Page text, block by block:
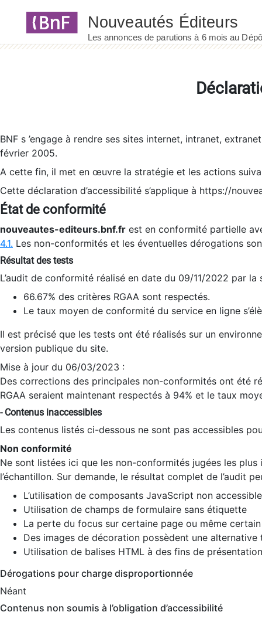
BNF s ’engage à rendre ses sites internet, intranet,
février 2005.
A cette fin, il met en œuvre la stratégie et les actions
Cette déclaration d’accessibilité s’applique à https://
État de conformité
nouveautes-editeurs.bnf.fr est en conformité partielle
4.1. Les non-conformités et les éventuelles dérogations
Résultat des tests
L’audit de conformité réalisé en date du 09/11/2022 par
66.67% des critères RGAA sont respectés.
Le taux moyen de conformité du service en ligne
Il est précisé que les tests ont été réalisés sur un
version publique du site.
Mise à jour du 06/03/2023 :
Des corrections des principales non-conformités ont été
RGAA seraient maintenant respectés à 94% et le taux
- Contenus inaccessibles
Les contenus listés ci-dessous ne sont pas accessibles
Non conformité
Ne sont listées ici que les non-conformités jugées les
l’échantillon. Sur demande, le résultat complet de l’audit
L’utilisation de composants JavaScript non
Utilisation de champs de formulaire sans étiquette
La perte du focus sur certaine page ou même
Des images de décoration possèdent une alternative
Utilisation de balises HTML à des fins de
Dérogations pour charge disproportionnée
Néant
Contenus non soumis à l’obligation d’accessibilité